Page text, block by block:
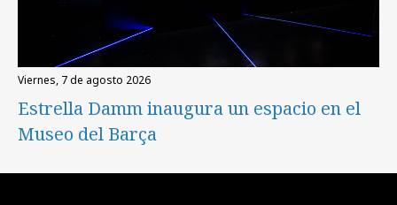
viernes, 7 de agosto 2026
Estrella Damm inaugura un espacio en el
Museo del Barça